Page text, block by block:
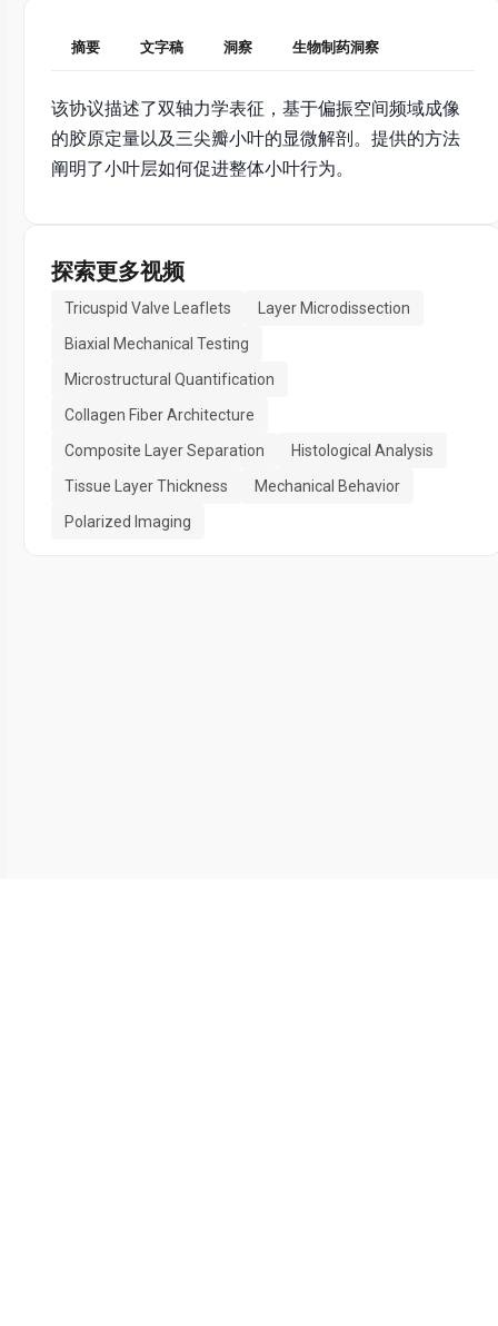
摘要 文字稿 洞察 生物制药洞察
该协议描述了双轴力学表征，基于偏振空间频域成像
的胶原定量以及三尖瓣小叶的显微解剖。提供的方法
阐明了小叶层如何促进整体小叶行为。
探索更多视频
Tricuspid Valve Leaflets
Layer Microdissection
Biaxial Mechanical Testing
Microstructural Quantification
Collagen Fiber Architecture
Composite Layer Separation
Histological Analysis
Tissue Layer Thickness
Mechanical Behavior
Polarized Imaging